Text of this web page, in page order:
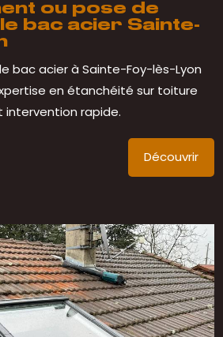
ou pose de
bac acier Sainte-
bac acier à Sainte-Foy-lès-Lyon
en étanchéité sur toiture
intervention rapide.
Découvrir